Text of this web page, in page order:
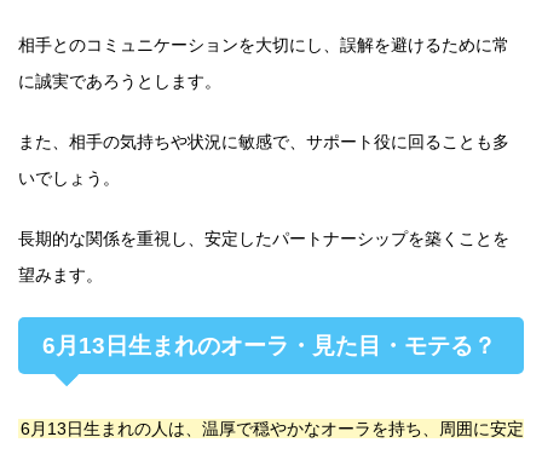
相手とのコミュニケーションを大切にし、誤解を避けるために常
に誠実であろうとします。
また、相手の気持ちや状況に敏感で、サポート役に回ることも多
いでしょう。
長期的な関係を重視し、安定したパートナーシップを築くことを
望みます。
6月13日生まれのオーラ・見た目・モテる？
6月13日生まれの人は、温厚で穏やかなオーラを持ち、周囲に安定